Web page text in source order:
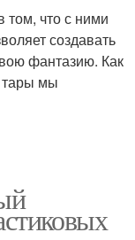
том, что с ними
создавать
фантазию. Как
тары мы